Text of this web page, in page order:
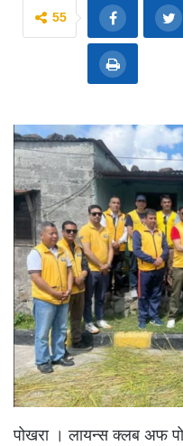
55
पोखरा । लायन्स क्लब अफ